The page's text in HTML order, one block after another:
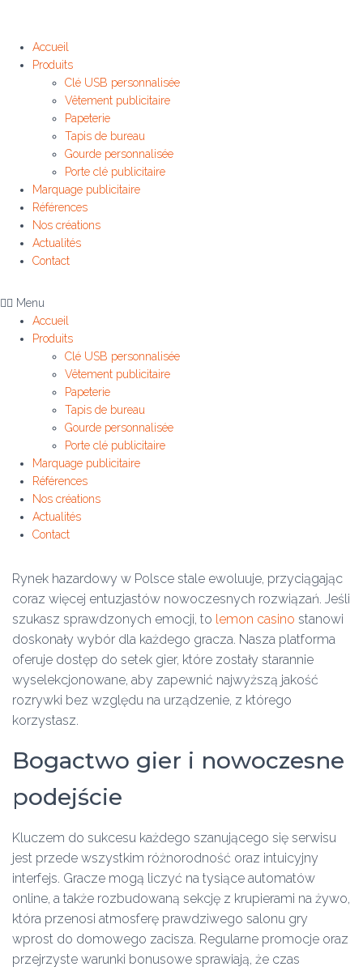
Accueil
Produits
Clé USB personnalisée
Vêtement publicitaire
Papeterie
Tapis de bureau
Gourde personnalisée
Porte clé publicitaire
Marquage publicitaire
Références
Nos créations
Actualités
Contact
Menu
Accueil
Produits
Clé USB personnalisée
Vêtement publicitaire
Papeterie
Tapis de bureau
Gourde personnalisée
Porte clé publicitaire
Marquage publicitaire
Références
Nos créations
Actualités
Contact
Rynek hazardowy w Polsce stale ewoluuje, przyciągając
coraz więcej entuzjastów nowoczesnych rozwiązań. Jeśli
szukasz sprawdzonych emocji, to lemon casino stanowi
doskonały wybór dla każdego gracza. Nasza platforma
oferuje dostęp do setek gier, które zostały starannie
wyselekcjonowane, aby zapewnić najwyższą jakość
rozrywki bez względu na urządzenie, z którego
korzystasz.
Bogactwo gier i nowoczesne
podejście
Kluczem do sukcesu każdego szanującego się serwisu
jest przede wszystkim różnorodność oraz intuicyjny
interfejs. Gracze mogą liczyć na tysiące automatów
online, a także rozbudowaną sekcję z krupierami na żywo,
która przenosi atmosferę prawdziwego salonu gry
wprost do domowego zacisza. Regularne promocje oraz
przejrzyste warunki bonusowe sprawiają, że czas